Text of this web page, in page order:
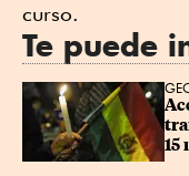
curso.
Te puede
15